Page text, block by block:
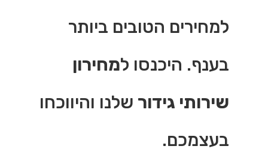
למחירים הטובים ביותר
בענף. היכנסו למחירון
שירותי גידור שלנו והיווכחו
בעצמכם.